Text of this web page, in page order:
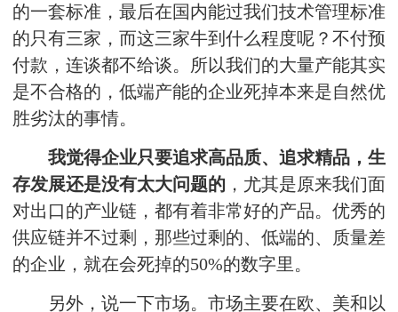
的一套标准，最后在国内能过我们技术管理标准
的只有三家，而这三家牛到什么程度呢？不付预
付款，连谈都不给谈。所以我们的大量产能其实
是不合格的，低端产能的企业死掉本来是自然优
胜劣汰的事情。
我觉得企业只要追求高品质、追求精品，生
存发展还是没有太大问题的 ，尤其是原来我们面
对出口的产业链，都有着非常好的产品。优秀的
供应链并不过剩，那些过剩的、低端的、质量差
的企业，就在会死掉的50%的数字里。
另外，说一下市场。市场主要在欧、美和以